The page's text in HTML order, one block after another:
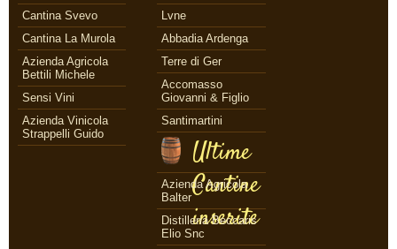
Cantina Svevo
Cantina La Murola
Azienda Agricola
Bettili Michele
Sensi Vini
Azienda Vinicola
Strappelli Guido
Lvne
Abbadia Ardenga
Terre di Ger
Accomasso
Giovanni & Figlio
Santimartini
Ultime
Cantine
inserite
Azienda Agricola
Balter
Distilleria Beccaris
Elio Snc